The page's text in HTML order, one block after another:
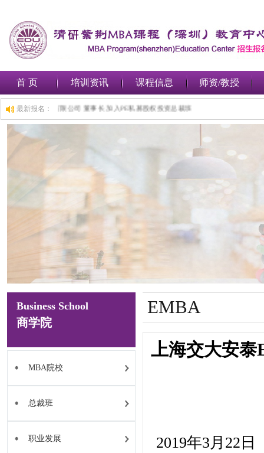
首 页 培训资讯 课程信息 师资/教授
最新报名：
深圳***金融集团有限公司 董事长 加入PE私募股权投资总裁班
Business School
商学院
MBA院校
总裁班
职业发展
EMBA
上海交大安泰
2019年3月22